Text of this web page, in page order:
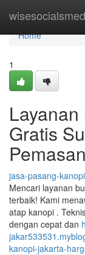
Home
Home
1
Gratis
jasa-pasang-
Mencari layanan
terbaik! Kami
atap kanopi .
dengan cepat dan
kanopi-jakarta-